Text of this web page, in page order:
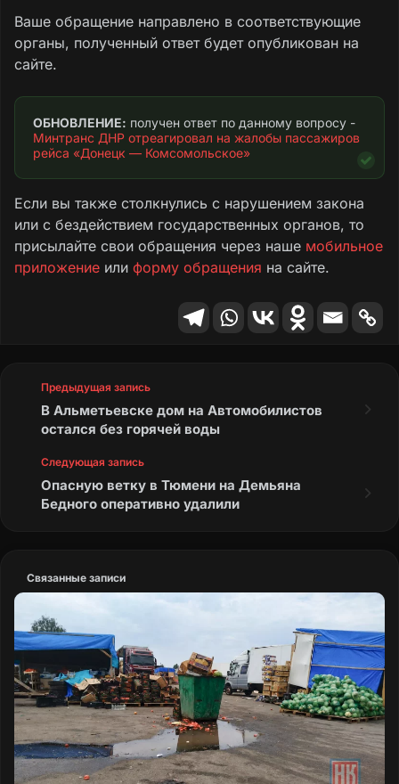
Кроме того, есть вопросы к использованию
терминала, хотя он установлен в автобусе.
Его практически не используют: многие
оплачивают проезд напрямую водителю,
при отсутствии билетов.
Прошу обратиться в соответствующие
органы для принятия необходимых мер.
Текст обращения
Ваше обращение направлено в соответствующие
органы, полученный ответ будет опубликован на
сайте.
ОБНОВЛЕНИЕ:
Минтранс ДНР отреагировал на жалобы пассажиров
рейса «Донецк — Комсомольское»
Если вы также столкнулись с нарушением закона
или с бездействием государственных органов, то
присылайте свои обращения через наше мобильное
приложение или форму обращения на сайте.
Предыдущая запись
В Альметьевске дом на Автомобилистов
остался без горячей воды
Следующая запись
Опасную ветку в Тюмени на Демьяна
Бедного оперативно удалили
Связанные записи